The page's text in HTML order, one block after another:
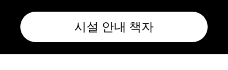
시설 안내 책자